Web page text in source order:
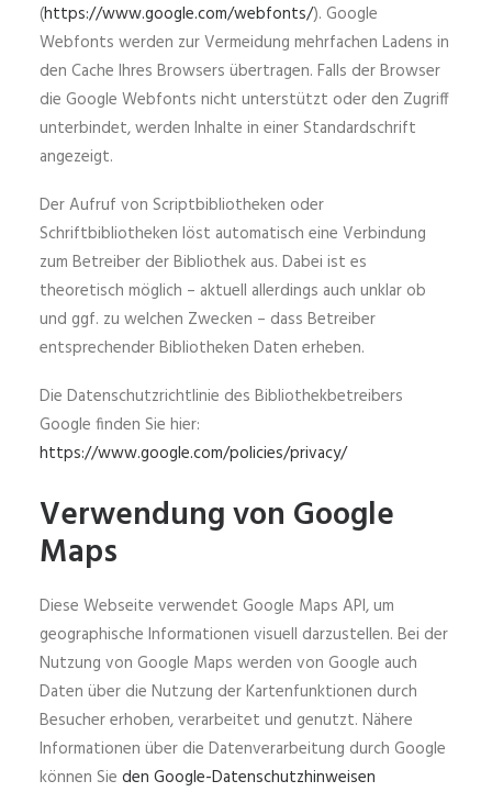
(https://www.google.com/webfonts/). Google
Webfonts werden zur Vermeidung mehrfachen Ladens in
den Cache Ihres Browsers übertragen. Falls der Browser
die Google Webfonts nicht unterstützt oder den Zugriff
unterbindet, werden Inhalte in einer Standardschrift
angezeigt.
Der Aufruf von Scriptbibliotheken oder
Schriftbibliotheken löst automatisch eine Verbindung
zum Betreiber der Bibliothek aus. Dabei ist es
theoretisch möglich – aktuell allerdings auch unklar ob
und ggf. zu welchen Zwecken – dass Betreiber
entsprechender Bibliotheken Daten erheben.
Die Datenschutzrichtlinie des Bibliothekbetreibers
Google finden Sie hier:
https://www.google.com/policies/privacy/
Verwendung von Google
Maps
Diese Webseite verwendet Google Maps API, um
geographische Informationen visuell darzustellen. Bei der
Nutzung von Google Maps werden von Google auch
Daten über die Nutzung der Kartenfunktionen durch
Besucher erhoben, verarbeitet und genutzt. Nähere
Informationen über die Datenverarbeitung durch Google
können Sie den Google-Datenschutzhinweisen